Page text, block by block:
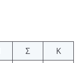
Σ
Κ